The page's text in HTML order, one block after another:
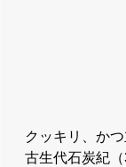
クッキリ、か
古生代石炭紀